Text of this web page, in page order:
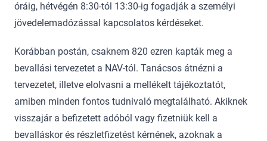
óráig, hétvégén 8:30-tól 13:30-ig fogadják a személyi
jövedelemadózással kapcsolatos kérdéseket.
Korábban postán, csaknem 820 ezren kapták meg a
bevallási tervezetet a NAV-tól. Tanácsos átnézni a
tervezetet, illetve elolvasni a mellékelt tájékoztatót,
amiben minden fontos tudnivaló megtalálható. Akiknek
visszajár a befizetett adóból vagy fizetniük kell a
bevalláskor és részletfizetést kérnének, azoknak a